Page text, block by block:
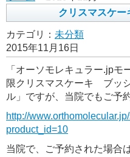
クリスマスケー
カテゴリ： 未分類
2015年11月16日
「オーソモレキュラー.jpモ
限クリスマスケーキ ブッ
ル」ですが、当院でもご予
http://
product_id=10
当院で、ご予約された場合は